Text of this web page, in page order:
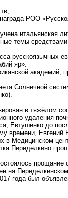
РОО
итальянская
темы
русскоязычных
яр».
академий,
Солнечной
в тяжёлом
удаления
Евтушенко до
времени, Евгений
в Медицинском
Переделкино
на
года был